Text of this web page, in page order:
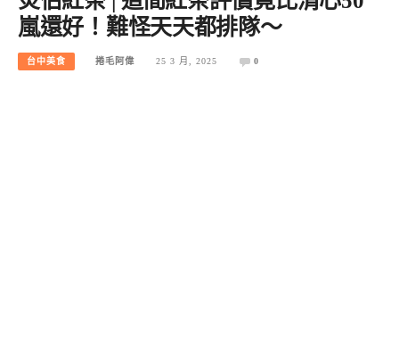
嵐還好！難怪天天都排隊～
台中美食 捲毛阿偉 25 3 月, 2025 0